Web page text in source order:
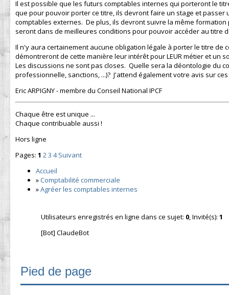
Il est possible que les futurs comptables internes qui porteront le
que pour pouvoir porter ce titre, ils devront faire un stage et
comptables externes. De plus, ils devront suivre la même
seront dans de meilleures conditions pour pouvoir accéder au titre
Il n'y aura certainement aucune obligation légale à porter le titre
démontreront de cette manière leur intérêt pour LEUR métier et un
Les discussions ne sont pas closes. Quelle sera la déontologie du
professionnelle, sanctions, ...)? J'attend également votre avis sur
Eric ARPIGNY - membre du Conseil National IPCF
Chaque être est unique ...
Chaque contribuable aussi !
Hors ligne
Pages: 1 23 4 Suivant
Accueil
»Comptabilité commerciale
»Agréer les comptables internes
Utilisateurs enregistrés en ligne dans ce sujet: 0, Invité(s): 1
[Bot] ClaudeBot
Pied de page